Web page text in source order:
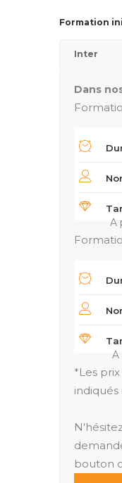
Formation
Inter
Dans
A
A
*Les
bouton